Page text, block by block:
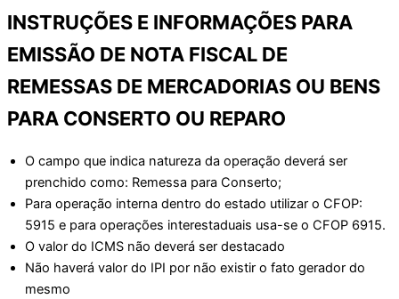
INSTRUÇÕES E INFORMAÇÕES PARA
EMISSÃO DE NOTA FISCAL DE
REMESSAS DE MERCADORIAS OU BENS
PARA CONSERTO OU REPARO
O campo que indica natureza da operação deverá ser
prenchido como: Remessa para Conserto;
Para operação interna dentro do estado utilizar o CFOP:
5915 e para operações interestaduais usa-se o CFOP 6915.
O valor do ICMS não deverá ser destacado
Não haverá valor do IPI por não existir o fato gerador do
mesmo